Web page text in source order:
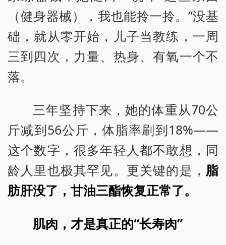
（健身器械），我也能拎一拎。”没基
础，就从零开始，儿子当教练，一周
三到四次，力量、热身、有氧一个不
落。
三年坚持下来，她的体重从70公
斤减到56公斤，体脂率刷到18%——
这个数字，很多年轻人都不敢想，同
龄人里也极其罕见。更关键的是， 脂
肪肝没了，甘油三酯恢复正常了。
肌肉，才是真正的“长寿肉”